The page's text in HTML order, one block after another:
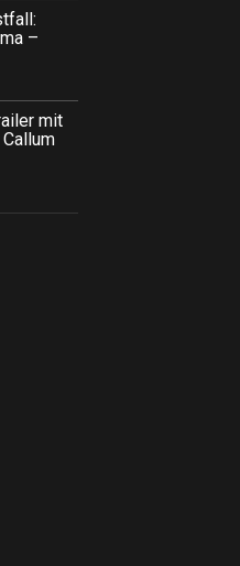
–
mit